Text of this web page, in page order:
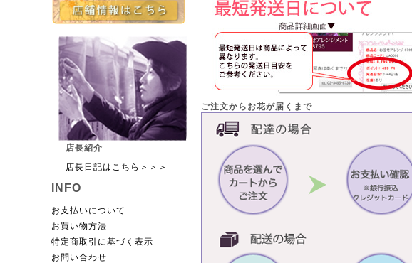
店長紹介
店長日記はこちら＞＞＞
INFO
お支払いについて
お買い物方法
特定商取引に基づく表示
お問い合わせ
ご注文からお花が届くまで